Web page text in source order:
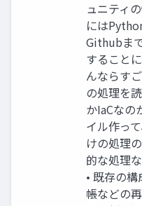
ュニティ
には
Githubま
すること
んならす
の処理を
かIaCなの
イル作っ
けの処理
的な処理
• 既存の
帳などの